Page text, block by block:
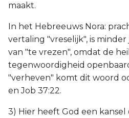
maakt.
In het Hebreeuws Nora:
vertaling "vreselijk", is
van "te vrezen", omdat de
tegenwoordigheid
"verheven" komt dit woord
en Job 37:22.
3) Hier heeft God een